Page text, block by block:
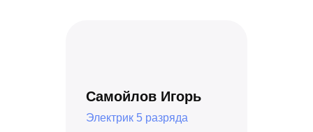
Самойлов Игорь
Электрик 5 разряда